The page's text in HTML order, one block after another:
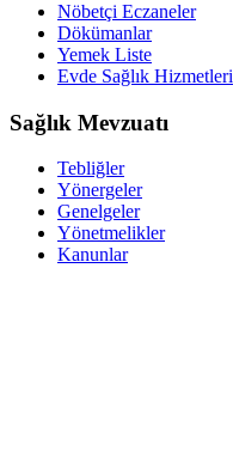
Nöbetçi Eczaneler
Dökümanlar
Yemek Liste
Evde Sağlık Hizmetleri
Sağlık Mevzuatı
Tebliğler
Yönergeler
Genelgeler
Yönetmelikler
Kanunlar